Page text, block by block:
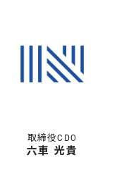
取締役CDO
六車 光貴